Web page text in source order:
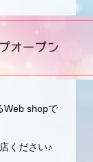
Web shopで
ください♪